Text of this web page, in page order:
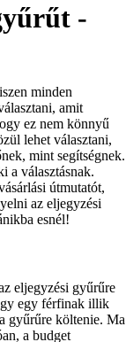
-
minden
amit
ez nem könnyű
lehet választani,
mint segítségnek.
a választásnak.
útmutatót,
az eljegyzési
esnél!
eljegyzési gyűrűre
egy férfinak illik
gyűrűre költenie. Ma
a budget